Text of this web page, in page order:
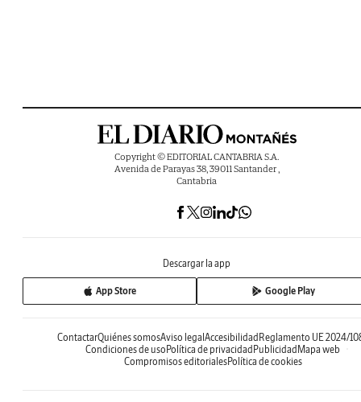
Copyright © EDITORIAL CANTABRIA S.A.
Avenida de Parayas 38, 39011 Santander ,
Cantabria
Descargar la app
App Store Google Play
ContactarQuiénes somosAviso legalAccesibilidadReglamento UE 2024/
Condiciones de usoPolítica de privacidadPublicidadMapa web
Compromisos editorialesPolítica de cookies